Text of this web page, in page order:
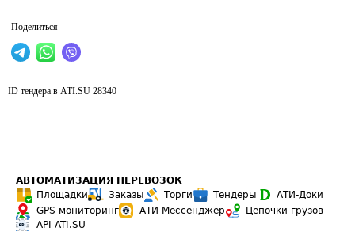
Поделиться
ID тендера в ATI.SU 28340
АВТОМАТИЗАЦИЯ ПЕРЕВОЗОК
Площадки
Заказы Торги Тендеры
АТИ-Доки
GPS-мониторинг
АТИ Мессенджер
Цепочки грузов
API ATI.SU